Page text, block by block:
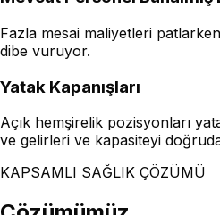
Fazla mesai maliyetleri
dibe vuruyor.
Yatak Kapanışları
Açık hemşirelik pozisyonları
ve gelirleri ve kapasiteyi
KAPSAMLI SAĞLIK ÇÖZÜMÜ